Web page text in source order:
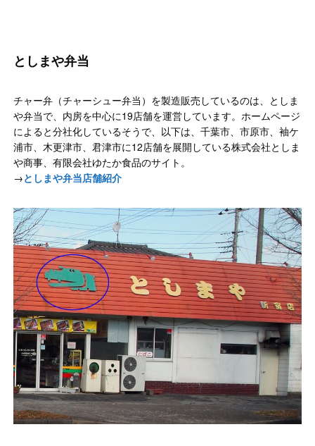
としまや弁当
チャー弁（チャーシュー弁当）を製造販売しているのは、としま
や弁当で、内房を中心に19店舗を運営しています。ホームページ
によると分社化しているそうで、以下は、千葉市、市原市、袖ケ
浦市、木更津市、君津市に12店舗を展開している株式会社としま
や商事、有限会社ゆたか食品のサイト。
→としまや弁当店舗紹介